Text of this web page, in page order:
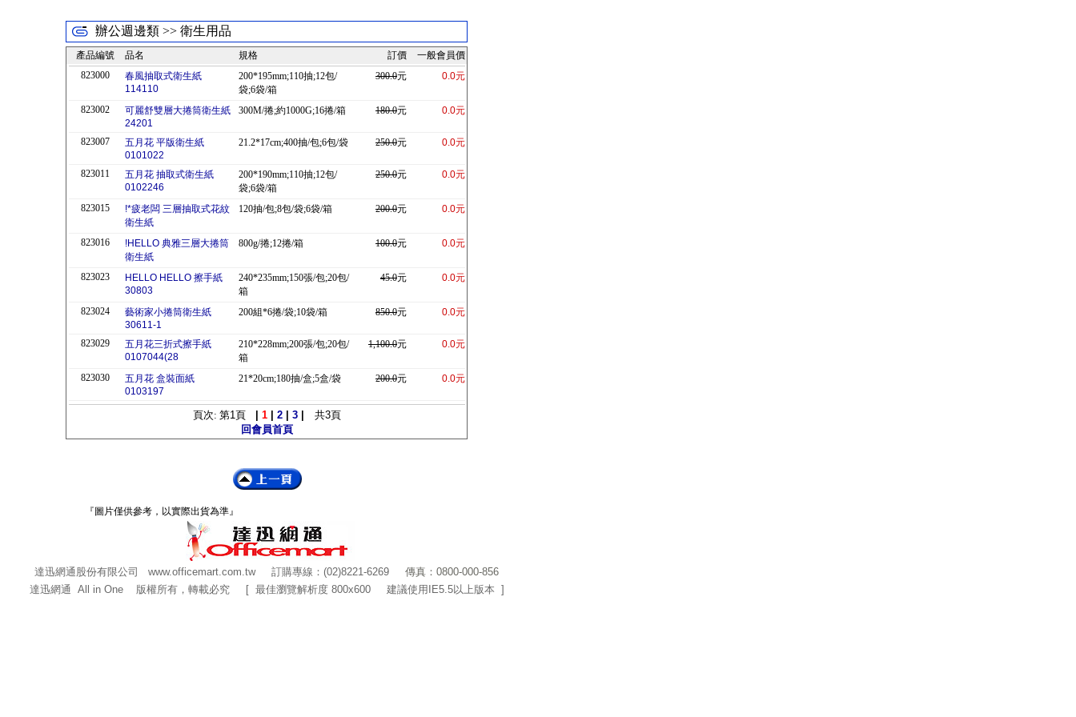
辦公週邊類 >> 衛生用品
產品編號 品名 規格 訂價
一般會員價
823000
春風抽取式衛生紙
114110
200*195mm;110抽;12包/
袋;6袋/箱
300.0元 0.0元
823002
可麗舒雙層大捲筒衛生紙
24201
300M/捲;約1000G;16捲/箱 180.0元 0.0元
823007
五月花 平版衛生紙
0101022
21.2*17cm;400抽/包;6包/袋 250.0元 0.0元
823011
五月花 抽取式衛生紙
0102246
200*190mm;110抽;12包/
袋;6袋/箱
250.0元 0.0元
823015
!*疲老闆 三層抽取式花紋
衛生紙
120抽/包;8包/袋;6袋/箱 200.0元 0.0元
823016
!HELLO 典雅三層大捲筒
衛生紙
800g/捲;12捲/箱 100.0元 0.0元
823023
HELLO HELLO 擦手紙
30803
240*235mm;150張/包;20包/
箱
45.0元 0.0元
823024
藝術家小捲筒衛生紙
30611-1
200組*6捲/袋;10袋/箱 850.0元 0.0元
823029
五月花三折式擦手紙
0107044(28
210*228mm;200張/包;20包/
箱
1,100.0元 0.0元
823030
五月花 盒裝面紙
0103197
21*20cm;180抽/盒;5盒/袋 200.0元 0.0元
頁次: 第1頁 1| 2| 3| 共3頁
回會員首頁
『圖片僅供參考，以實際出貨為準』
達迅網通股份有限公司 www.officemart.com.tw訂購專線：(02)8221-6269
傳真：0800-000-856
達迅網通 All in One 版權所有，轉載必究 [ 最佳瀏覽解析度 800x600 建議使用IE5.5以上版本 ]